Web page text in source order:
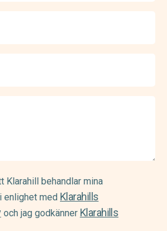
Klarahill behandlar mina
enlighet med Klarahills
och jag godkänner Klarahills